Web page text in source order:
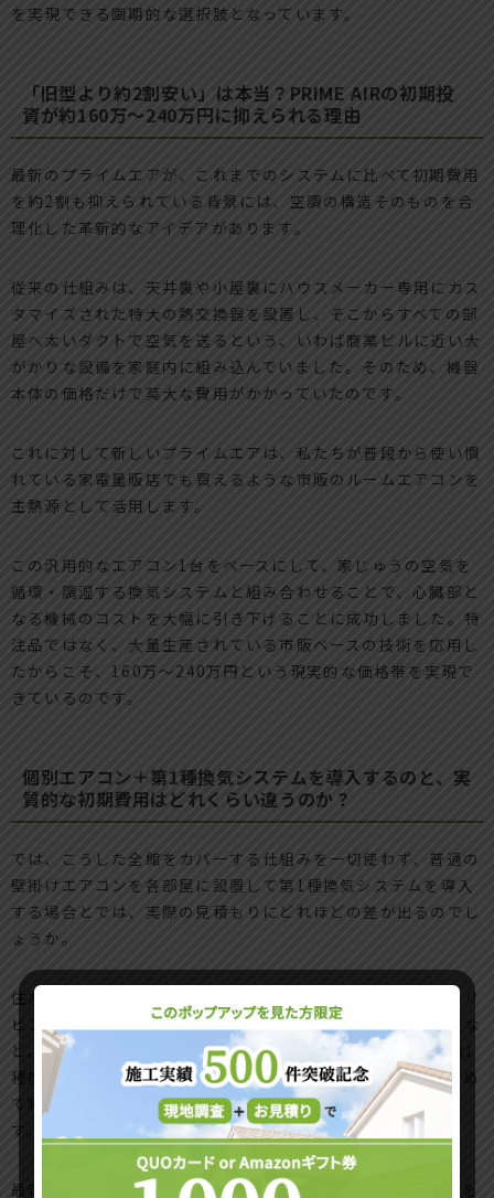
を実現できる画期的な選択肢となっています。
「旧型より約2割安い」は本当？PRIME AIRの初期投
資が約160万〜240万円に抑えられる理由
最新のプライムエアが、これまでのシステムに比べて初期費用
を約2割も抑えられている背景には、空調の構造そのものを合
理化した革新的なアイデアがあります。
従来の仕組みは、天井裏や小屋裏にハウスメーカー専用にカス
タマイズされた特大の熱交換器を設置し、そこからすべての部
屋へ太いダクトで空気を送るという、いわば商業ビルに近い大
がかりな設備を家庭内に組み込んでいました。そのため、機器
本体の価格だけで莫大な費用がかかっていたのです。
これに対して新しいプライムエアは、私たちが普段から使い慣
れている家電量販店でも買えるような市販のルームエアコンを
主熱源として活用します。
この汎用的なエアコン1台をベースにして、家じゅうの空気を
循環・調湿する換気システムと組み合わせることで、心臓部と
なる機械のコストを大幅に引き下げることに成功しました。特
注品ではなく、大量生産されている市販ベースの技術を応用し
たからこそ、160万〜240万円という現実的な価格帯を実現で
きているのです。
個別エアコン＋第1種換気システムを導入するのと、実
質的な初期費用はどれくらい違うのか？
では、こうした全館をカバーする仕組みを一切使わず、普通の
壁掛けエアコンを各部屋に設置して第1種換気システムを導入
する場合とでは、実際の見積もりにどれほどの差が出るのでし
ょうか。
住友林業の標準的な間取りで個別に冷暖房を計画する場合、リ
ビング用の大容量エアコンに加え、主寝室や子供部屋、書斎な
ど、最低でも4〜5台のエアコンが必要になります。これに第1
種換気システムを組み合わせると、配管工事や電気工事を含め
て約100万〜150万円ほどの初期費用がかかるのが一般的で
す。
最新のプライムエアの初期費用が約160万円からであることを